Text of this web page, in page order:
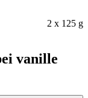
2 x 125 g
vanille